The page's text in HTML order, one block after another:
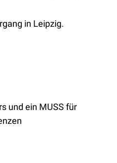
in Leipzig.
und ein MUSS für